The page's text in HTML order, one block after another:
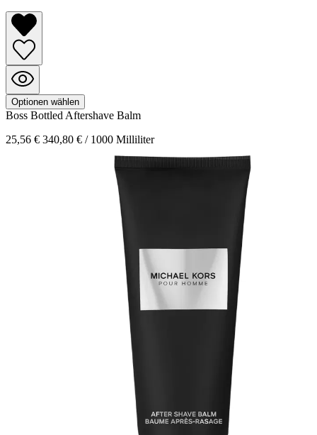
Optionen wählen
Boss Bottled Aftershave Balm
25,56 € 340,80 € / 1000 Milliliter